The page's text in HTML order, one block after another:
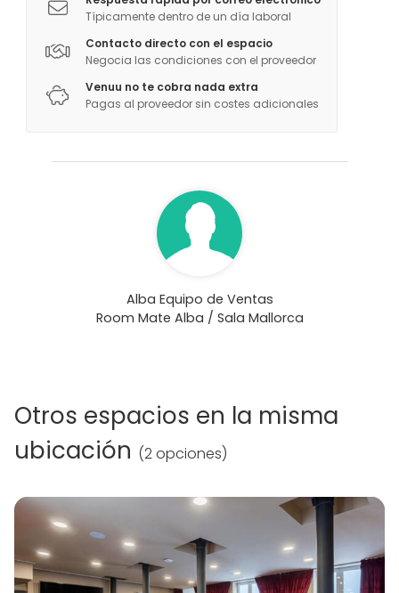
Típicamente dentro de un día laboral
Contacto directo con el espacio
Negocia las condiciones con el proveedor
Venuu no te cobra nada extra
Pagas al proveedor sin costes adicionales
Alba Equipo de Ventas
Room Mate Alba / Sala Mallorca
Otros espacios en la misma
ubicación (2 opciones)